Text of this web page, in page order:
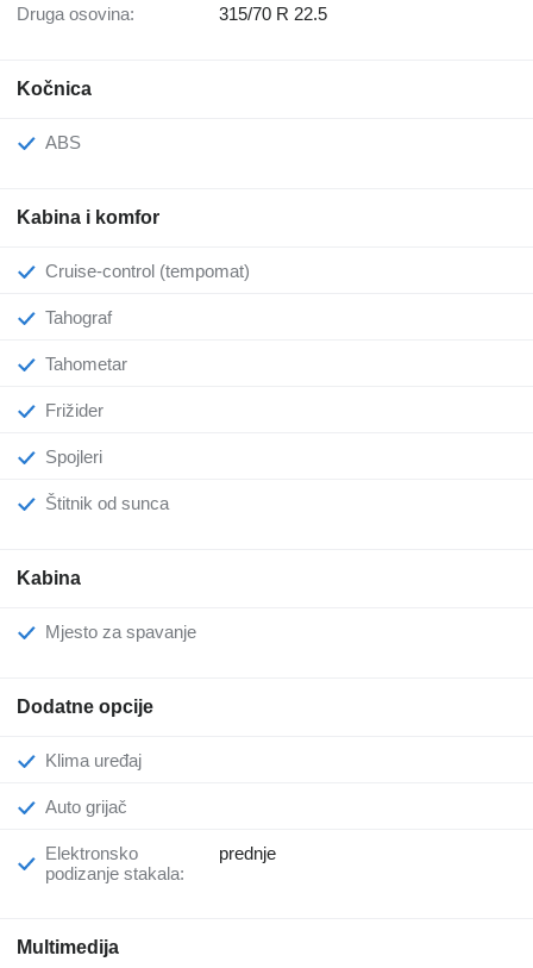
Druga osovina: 315/70 R 22.5
Kočnica
ABS
Kabina i komfor
Cruise-control (tempomat)
Tahograf
Tahometar
Frižider
Spojleri
Štitnik od sunca
Kabina
Mjesto za spavanje
Dodatne opcije
Klima uređaj
Auto grijač
Elektronsko
podizanje stakala:
prednje
Multimedija